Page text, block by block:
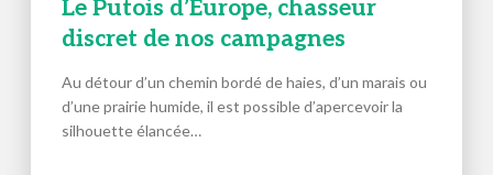
Le Putois d’Europe, chasseur
discret de nos campagnes
Au détour d’un chemin bordé de haies, d’un marais ou
d’une prairie humide, il est possible d’apercevoir la
silhouette élancée…